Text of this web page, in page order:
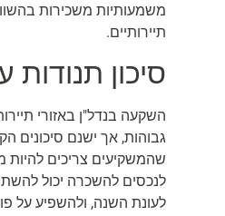
משמעותיות משכירות
תיירותיים.
סיכון תנודות
השקעה בנדל"ן באזורי
גבוהות, אך ישנם סיכונים
שהמשקיעים צריכים להיות
לנכסים להשכרה יכול
לעונת השנה, ולהשפיע על